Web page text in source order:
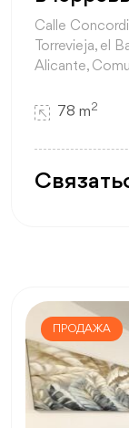
Calle
Torrevieja, el
Alicante,
78 m2
ПРОДАЖА